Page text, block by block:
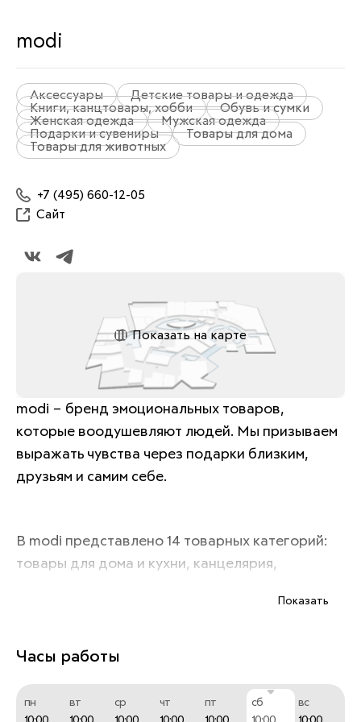
modi
Аксессуары
Детские товары и одежда
Книги, канцтовары, хобби
Обувь и сумки
Женская одежда
Мужская одежда
Подарки и сувениры
Товары для дома
Товары для животных
+7 (495) 660-12-05
Сайт
Показать на карте
modi – бренд эмоциональных товаров,
которые воодушевляют людей. Мы призываем
выражать чувства через подарки близким,
друзьям и самим себе.
В modi представлено 14 товарных категорий:
товары для дома и кухни, канцелярия,
игрушки, товары для путешествий, товары для
одежда и обувь.
Показать
Часы работы
пн
вт
ср
чт
пт
сб
вс